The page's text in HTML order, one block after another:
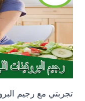
تجربتي مع رجيم